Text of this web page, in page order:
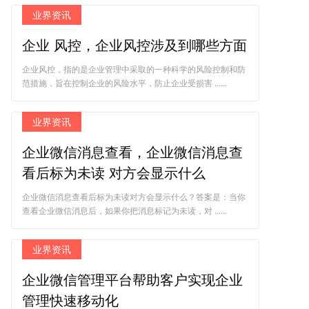
业界资讯
企业 风控，企业风控涉及到哪些方面
企业风控，指的是企业管理中采取的一种科学的风险控制和防
范措施，旨在控制企业的风险水平，防止企业受损害 ......
业界资讯
企业微信消息查看，企业微信消息查
看后标为未读 对方会显示什么
企业微信消息查看后标为未读对方会显示什么？答案是：当你
查看企业微信消息后，如果你把消息标记为未读，对 ......
业界资讯
企业微信管理平台帮助客户实现企业
管理快速移动化